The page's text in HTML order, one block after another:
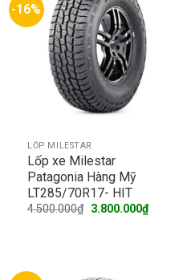
-16%
LỐP MILESTAR
Lốp xe Milestar
Patagonia Hàng Mỹ
LT285/70R17- HIT
4.500.000₫ Original
3.800.000₫Current
price